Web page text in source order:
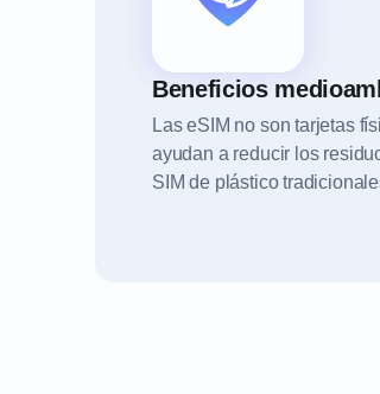
Beneficios
Las eSIM no son tarjetas
ayudan a reducir los
SIM de plástico